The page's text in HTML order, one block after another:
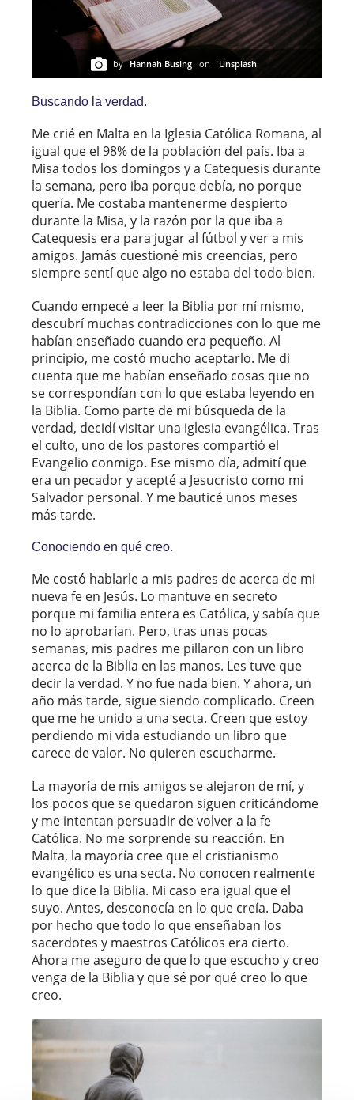
by Hannah Busing on Unsplash
Buscando la verdad.
Me crié en Malta en la Iglesia Católica Romana, al
igual que el 98% de la población del país. Iba a
Misa todos los domingos y a Catequesis durante
la semana, pero iba porque debía, no porque
quería. Me costaba mantenerme despierto
durante la Misa, y la razón por la que iba a
Catequesis era para jugar al fútbol y ver a mis
amigos. Jamás cuestioné mis creencias, pero
siempre sentí que algo no estaba del todo bien.
Cuando empecé a leer la Biblia por mí mismo,
descubrí muchas contradicciones con lo que me
habían enseñado cuando era pequeño. Al
principio, me costó mucho aceptarlo. Me di
cuenta que me habían enseñado cosas que no
se correspondían con lo que estaba leyendo en
la Biblia. Como parte de mi búsqueda de la
verdad, decidí visitar una iglesia evangélica. Tras
el culto, uno de los pastores compartió el
Evangelio conmigo. Ese mismo día, admití que
era un pecador y acepté a Jesucristo como mi
Salvador personal. Y me bauticé unos meses
más tarde.
Conociendo en qué creo.
Me costó hablarle a mis padres de acerca de mi
nueva fe en Jesús. Lo mantuve en secreto
porque mi familia entera es Católica, y sabía que
no lo aprobarían. Pero, tras unas pocas
semanas, mis padres me pillaron con un libro
acerca de la Biblia en las manos. Les tuve que
decir la verdad. Y no fue nada bien. Y ahora, un
año más tarde, sigue siendo complicado. Creen
que me he unido a una secta. Creen que estoy
perdiendo mi vida estudiando un libro que
carece de valor. No quieren escucharme.
La mayoría de mis amigos se alejaron de mí, y
los pocos que se quedaron siguen criticándome
y me intentan persuadir de volver a la fe
Católica. No me sorprende su reacción. En
Malta, la mayoría cree que el cristianismo
evangélico es una secta. No conocen realmente
lo que dice la Biblia. Mi caso era igual que el
suyo. Antes, desconocía en lo que creía. Daba
por hecho que todo lo que enseñaban los
sacerdotes y maestros Católicos era cierto.
Ahora me aseguro de que lo que escucho y creo
venga de la Biblia y que sé por qué creo lo que
creo.